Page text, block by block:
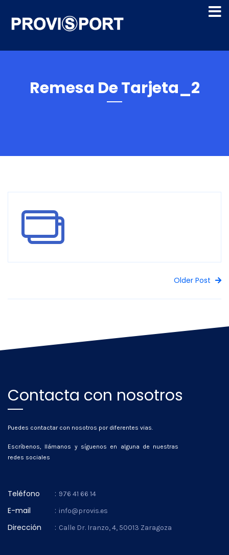
Remesa De Tarjeta_2
Older Post
Contacta con nosotros
Puedes contactar con nosotros por diferentes vias.
Escríbenos, llámanos y síguenos en alguna de nuestras
redes sociales
Teléfono : 976 41 66 14
E-mail : info@provis.es
Dirección : Calle Dr. Iranzo, 4, 50013 Zaragoza